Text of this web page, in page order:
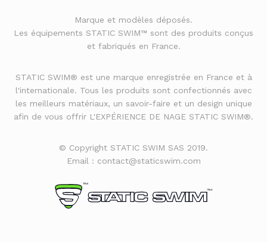
Marque et modèles déposés.
Les équipements STATIC SWIM™ sont des produits conçus
et fabriqués en France.
STATIC SWIM® est une marque enregistrée en France et à
l'internationale. Tous les produits sont confectionnés avec
les meilleurs matériaux, un savoir-faire et un design unique
afin de vous offrir L'EXPÉRIENCE DE NAGE STATIC SWIM®.
© Copyright STATIC SWIM SAS 2019.
Email : contact@staticswim.com